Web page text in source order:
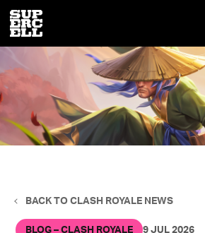
BACK TO CLASH ROYALE NEWS
BLOG – CLASH ROYALE 9 JUL 2026